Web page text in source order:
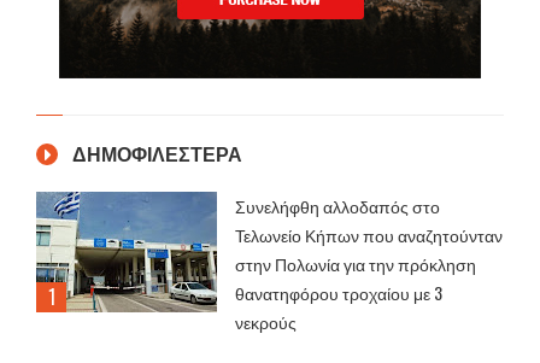
ΔΗΜΟΦΙΛΕΣΤΕΡΑ
Συνελήφθη αλλοδαπός στο
Τελωνείο Κήπων που αναζητούνταν
στην Πολωνία για την πρόκληση
θανατηφόρου τροχαίου με 3
νεκρούς